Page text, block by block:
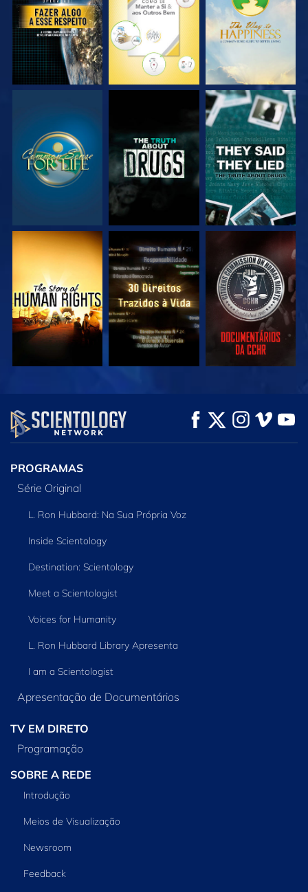
VEJA VEJA VEJA
VEJA VEJA VEJA
VEJA EXPLORE A SÉRIE
PROGRAMAS
Série Original
L. Ron Hubbard: Na Sua Própria Voz
Inside Scientology
Destination: Scientology
Meet a Scientologist
Voices for Humanity
L. Ron Hubbard Library Apresenta
I am a Scientologist
Apresentação de Documentários
TV EM DIRETO
Programação
SOBRE A REDE
Introdução
Meios de Visualização
Newsroom
Feedback